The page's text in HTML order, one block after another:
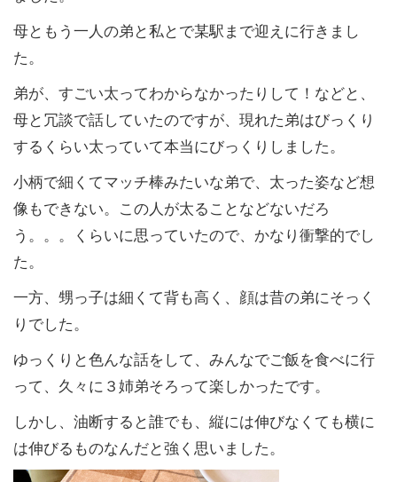
母ともう一人の弟と私とで某駅まで迎えに行きまし
た。
弟が、すごい太ってわからなかったりして！などと、
母と冗談で話していたのですが、現れた弟はびっくり
するくらい太っていて本当にびっくりしました。
小柄で細くてマッチ棒みたいな弟で、太った姿など想
像もできない。この人が太ることなどないだろ
う。。。くらいに思っていたので、かなり衝撃的でし
た。
一方、甥っ子は細くて背も高く、顔は昔の弟にそっく
りでした。
ゆっくりと色んな話をして、みんなでご飯を食べに行
って、久々に３姉弟そろって楽しかったです。
しかし、油断すると誰でも、縦には伸びなくても横に
は伸びるものなんだと強く思いました。